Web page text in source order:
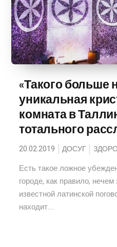
«Такого больше
уникальная
комната в
тотального
20.02.2019 ДОСУГ
Есть такое ложное
городе, как правило,
известной латинской
находит....